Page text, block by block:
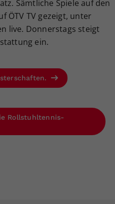
Sämtliche Spiele auf den
ÖTV TV gezeigt, unter
live. Donnerstags steigt
ein.
Rollstuhltennis-